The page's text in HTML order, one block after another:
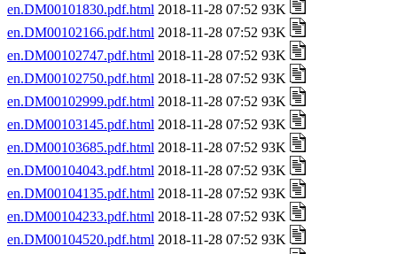
en.DM00101830.pdf.html 2018-11-28 07:52 93K
en.DM00102166.pdf.html 2018-11-28 07:52 93K
en.DM00102747.pdf.html 2018-11-28 07:52 93K
en.DM00102750.pdf.html 2018-11-28 07:52 93K
en.DM00102999.pdf.html 2018-11-28 07:52 93K
en.DM00103145.pdf.html 2018-11-28 07:52 93K
en.DM00103685.pdf.html 2018-11-28 07:52 93K
en.DM00104043.pdf.html 2018-11-28 07:52 93K
en.DM00104135.pdf.html 2018-11-28 07:52 93K
en.DM00104233.pdf.html 2018-11-28 07:52 93K
en.DM00104520.pdf.html 2018-11-28 07:52 93K